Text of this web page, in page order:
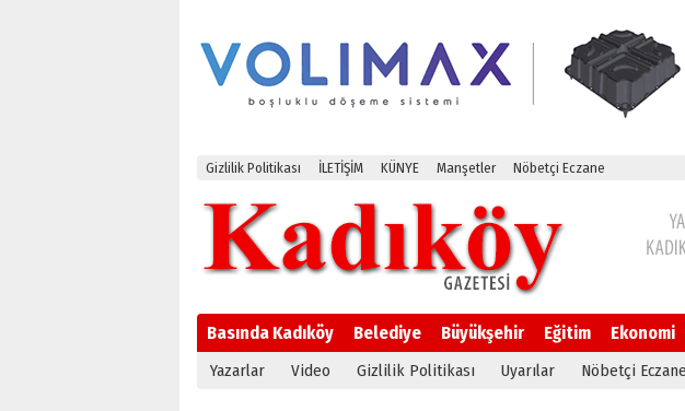
Gizlilik Politikası İLETİŞİM KÜNYE Manşetler Nöbetçi Eczane
Basında Kadıköy Belediye Büyükşehir Eğitim Ekonomi
Yazarlar Video Gizlilik Politikası Uyarılar Nöbetçi Eczane